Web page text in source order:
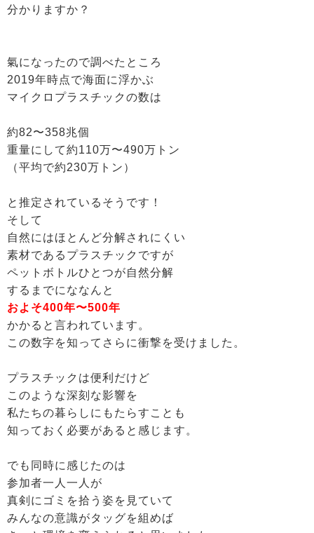
分かりますか？
氣になったので調べたところ
2019年時点で海面に浮かぶ
マイクロプラスチックの数は
約82〜358兆個
重量にして約110万〜490万トン
（平均で約230万トン）
と推定されているそうです！
そして
自然にはほとんど分解されにくい
素材であるプラスチックですが
ペットボトルひとつが自然分解
するまでにななんと
およそ400年〜500年
かかると言われています。
この数字を知ってさらに衝撃を受けました。
プラスチックは便利だけど
このような深刻な影響を
私たちの暮らしにもたらすことも
知っておく必要があると感じます。
でも同時に感じたのは
参加者一人一人が
真剣にゴミを拾う姿を見ていて
みんなの意識がタッグを組めば